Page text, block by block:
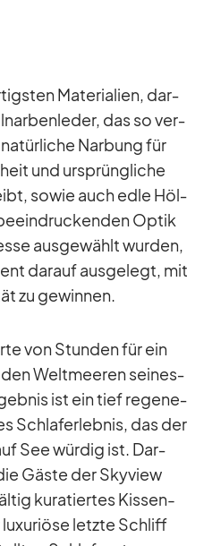
Ma­te­ria­lien, dar­
das so ver­
Nar­bung für
und ur­sprüng­li­che
so­wie auch edle Höl­
Op­tik
aus­ge­wählt wur­den,
dar­auf aus­ge­legt, mit
zu ge­win­nen.
von Stun­den für ein
Welt­mee­ren sei­nes­
ist ein tief re­ge­ne­
Schlaf­erleb­nis, das der
See wür­dig ist. Dar­
Gäste der Sky­view
ku­ra­tier­tes Kis­sen-
letzte Schliff